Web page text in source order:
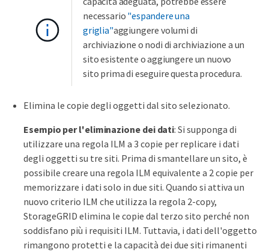
necessario "espandere una
griglia"aggiungere volumi di
archiviazione o nodi di archiviazione a un
sito esistente o aggiungere un nuovo
sito prima di eseguire questa procedura.
Elimina le copie degli oggetti dal sito selezionato.
Esempio per l'eliminazione dei dati: Si supponga di
utilizzare una regola ILM a 3 copie per replicare i dati
degli oggetti su tre siti. Prima di smantellare un sito, è
possibile creare una regola ILM equivalente a 2 copie per
memorizzare i dati solo in due siti. Quando si attiva un
nuovo criterio ILM che utilizza la regola 2-copy,
StorageGRID elimina le copie dal terzo sito perché non
soddisfano più i requisiti ILM. Tuttavia, i dati dell'oggetto
rimangono protetti e la capacità dei due siti rimanenti